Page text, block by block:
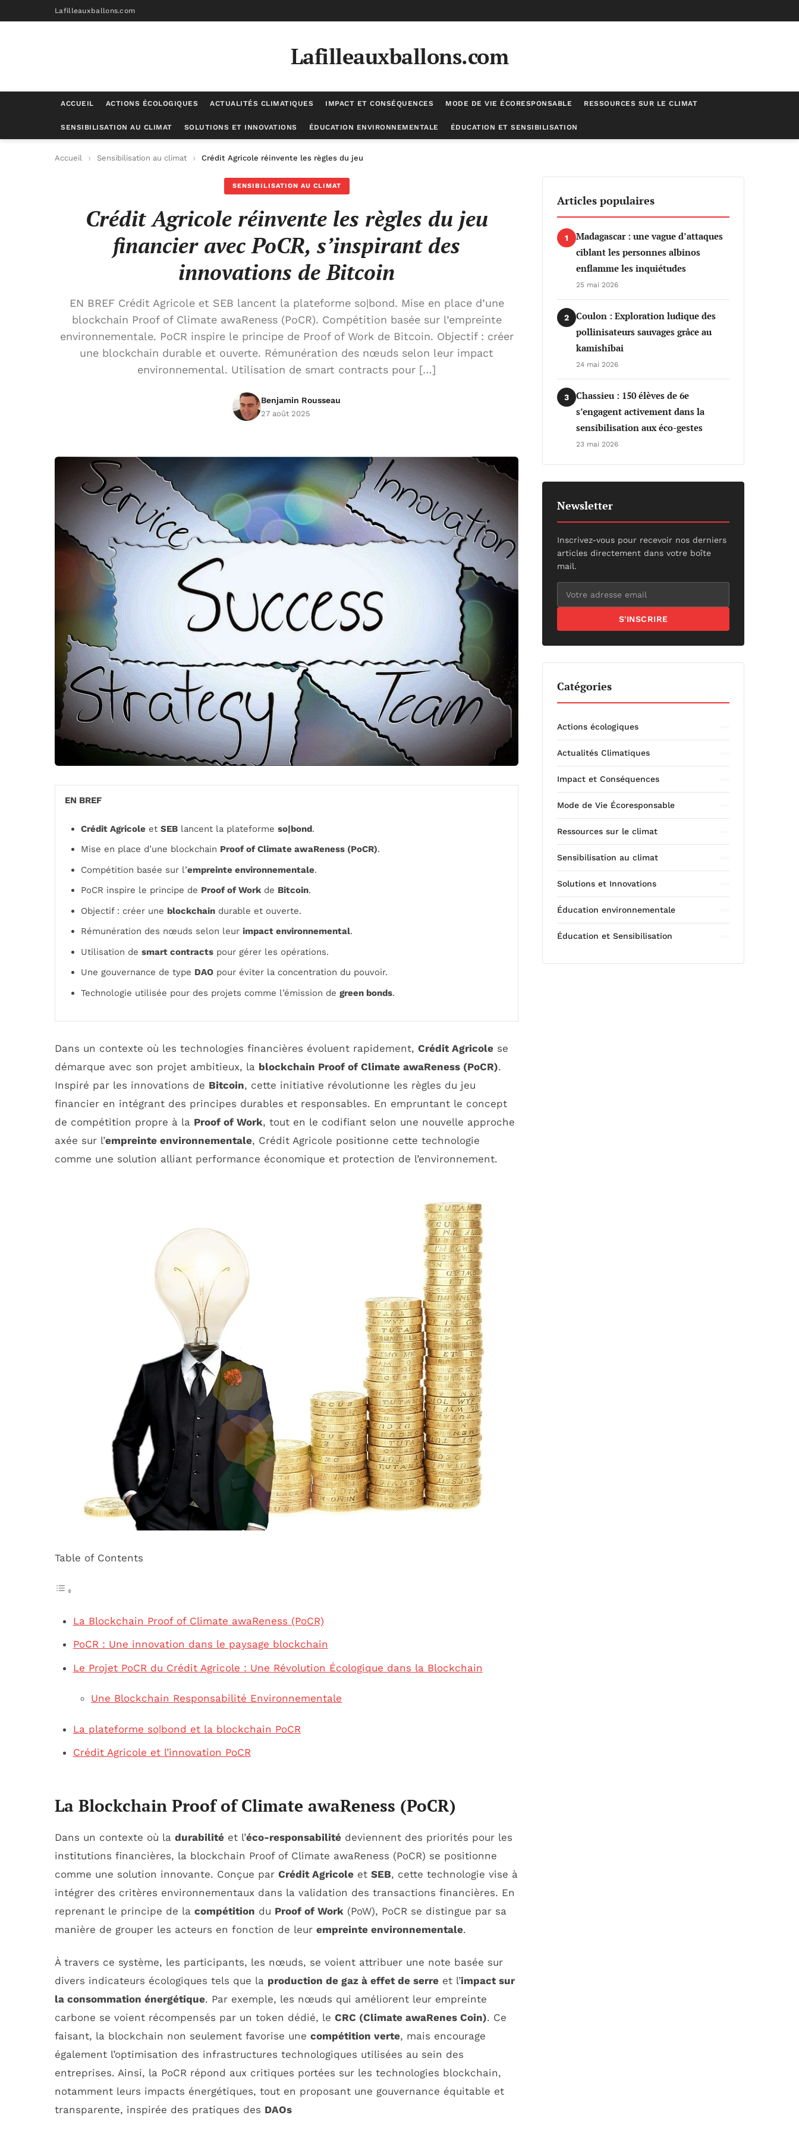
Lafilleauxballons.com
Lafilleauxballons.com
ACCUEIL ACTIONS ÉCOLOGIQUES ACTUALITÉS CLIMATIQUES IMPACT ET CONSÉQUENCES MODE DE VIE ÉCORESPONSABLE RESSOURCES SUR LE CLIMAT
SENSIBILISATION AU CLIMAT SOLUTIONS ET INNOVATIONS ÉDUCATION ENVIRONNEMENTALE ÉDUCATION ET SENSIBILISATION
Accueil Sensibilisation au climat Crédit Agricole réinvente les règles du jeu financier avec PoCR, s’inspirant des innovations de Bitcoin
SENSIBILISATION AU CLIMAT
Crédit Agricole réinvente les règles du jeu
financier avec PoCR, s’inspirant des
innovations de Bitcoin
EN BREF Crédit Agricole et SEB lancent la plateforme so|bond. Mise en place d’une
blockchain Proof of Climate awaReness (PoCR). Compétition basée sur l’empreinte
environnementale. PoCR inspire le principe de Proof of Work de Bitcoin. Objectif : créer
une blockchain durable et ouverte. Rémunération des nœuds selon leur impact
environnemental. Utilisation de smart contracts pour […]
Benjamin Rousseau
27 août 2025
EN BREF
Crédit Agricole et SEB lancent la plateforme so|bond.
Mise en place d’une blockchain Proof of Climate awaReness (PoCR).
Compétition basée sur l’empreinte environnementale.
PoCR inspire le principe de Proof of Work de Bitcoin.
Objectif : créer une blockchain durable et ouverte.
Rémunération des nœuds selon leur impact environnemental.
Utilisation de smart contracts pour gérer les opérations.
Une gouvernance de type DAO pour éviter la concentration du pouvoir.
Technologie utilisée pour des projets comme l’émission de green bonds.
Dans un contexte où les technologies financières évoluent rapidement, Crédit Agricole se
démarque avec son projet ambitieux, la blockchain Proof of Climate awaReness (PoCR).
Inspiré par les innovations de Bitcoin, cette initiative révolutionne les règles du jeu
financier en intégrant des principes durables et responsables. En empruntant le concept
de compétition propre à la Proof of Work, tout en le codifiant selon une nouvelle approche
axée sur l’empreinte environnementale, Crédit Agricole positionne cette technologie
comme une solution alliant performance économique et protection de l’environnement.
Table of Contents
La Blockchain Proof of Climate awaReness (PoCR)
PoCR : Une innovation dans le paysage blockchain
Le Projet PoCR du Crédit Agricole : Une Révolution Écologique dans la Blockchain
Une Blockchain Responsabilité Environnementale
La plateforme so|bond et la blockchain PoCR
Crédit Agricole et l’innovation PoCR
La Blockchain Proof of Climate awaReness (PoCR)
Dans un contexte où la durabilité et l’éco-responsabilité deviennent des priorités pour les
institutions financières, la blockchain Proof of Climate awaReness (PoCR) se positionne
comme une solution innovante. Conçue par Crédit Agricole et SEB, cette technologie vise à
intégrer des critères environnementaux dans la validation des transactions financières. En
reprenant le principe de la compétition du Proof of Work (PoW), PoCR se distingue par sa
manière de grouper les acteurs en fonction de leur empreinte environnementale.
À travers ce système, les participants, les nœuds, se voient attribuer une note basée sur
divers indicateurs écologiques tels que la production de gaz à effet de serre et l’impact sur
la consommation énergétique. Par exemple, les nœuds qui améliorent leur empreinte
carbone se voient récompensés par un token dédié, le CRC (Climate awaRenes Coin). Ce
faisant, la blockchain non seulement favorise une compétition verte, mais encourage
également l’optimisation des infrastructures technologiques utilisées au sein des
entreprises. Ainsi, la PoCR répond aux critiques portées sur les technologies blockchain,
notamment leurs impacts énergétiques, tout en proposant une gouvernance équitable et
transparente, inspirée des pratiques des DAOs
Articles populaires
1
Madagascar : une vague d’attaques
ciblant les personnes albinos
enflamme les inquiétudes
25 mai 2026
2
Coulon : Exploration ludique des
pollinisateurs sauvages grâce au
kamishibai
24 mai 2026
3
Chassieu : 150 élèves de 6e
s’engagent activement dans la
sensibilisation aux éco-gestes
23 mai 2026
Newsletter
Inscrivez-vous pour recevoir nos derniers
articles directement dans votre boîte
mail.
S'INSCRIRE
Catégories
Actions écologiques
Actualités Climatiques
Impact et Conséquences
Mode de Vie Écoresponsable
Ressources sur le climat
Sensibilisation au climat
Solutions et Innovations
Éducation environnementale
Éducation et Sensibilisation